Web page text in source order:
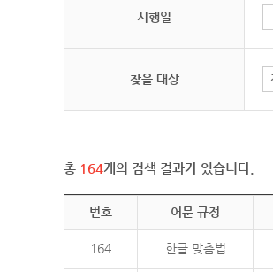
시행일
찾을 대상
총 164개의 검색 결과가 있습니다.
번호 어문 규정
164 한글 맞춤법